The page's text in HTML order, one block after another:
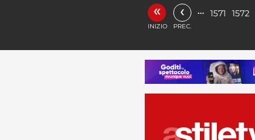
«
INIZIO
‹
PREC.
… 1571 1572